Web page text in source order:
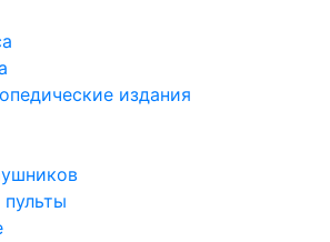
издания